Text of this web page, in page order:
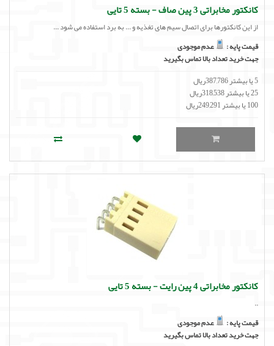
کانکتور مخابراتی 3 پین صاف - بسته 5 تایی
از این کانکتورها برای اتصال سیم های تغذیه و ... به برد استفاده می شود ...
قیمت پایه :
عدم موجودی
جهت خرید تعداد بالا تماس بگیرید
5 یا بیشتر 387,786ریال
25 یا بیشتر 318,538ریال
100 یا بیشتر 249,291ریال
کانکتور مخابراتی 4 پین رایت - بسته 5 تایی
..
قیمت پایه :
عدم موجودی
جهت خرید تعداد بالا تماس بگیرید